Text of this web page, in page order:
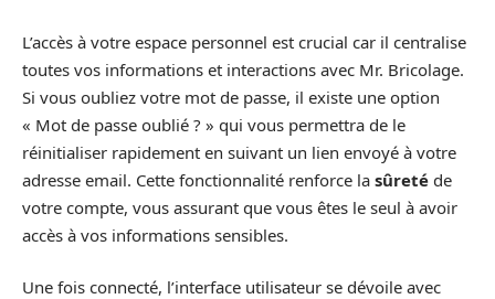
L’accès à votre espace personnel est crucial car il centralise
toutes vos informations et interactions avec Mr. Bricolage.
Si vous oubliez votre mot de passe, il existe une option
« Mot de passe oublié ? » qui vous permettra de le
réinitialiser rapidement en suivant un lien envoyé à votre
adresse email. Cette fonctionnalité renforce la sûreté de
votre compte, vous assurant que vous êtes le seul à avoir
accès à vos informations sensibles.
Une fois connecté, l’interface utilisateur se dévoile avec